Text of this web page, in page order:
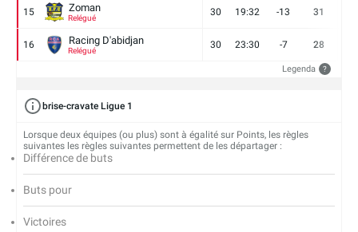
15 Zoman
Relégué
30 19:32 -13 31
16 Racing D'abidjan
Relégué
30 23:30 -7 28
Legenda ?
brise-cravate Ligue 1
Lorsque deux équipes (ou plus) sont à égalité sur Points, les règles
suivantes les règles suivantes permettent de les départager :
Différence de buts
Buts pour
Victoires